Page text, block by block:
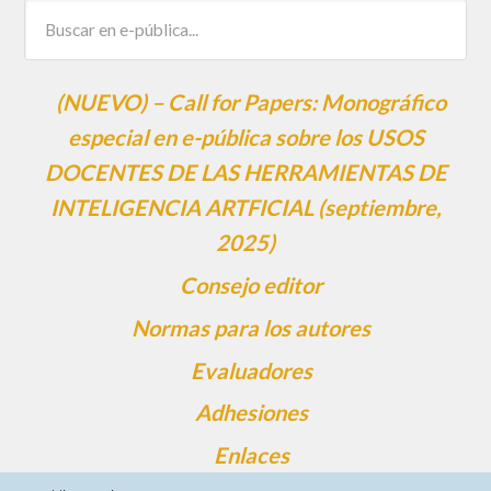
(NUEVO) – Call for Papers: Monográfico
especial en e-pública sobre los USOS
DOCENTES DE LAS HERRAMIENTAS DE
INTELIGENCIA ARTFICIAL (septiembre,
2025)
Consejo editor
Normas para los autores
Evaluadores
Adhesiones
Enlaces